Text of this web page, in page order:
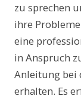
zu sprechen
ihre
eine
in Anspruch
Anleitung bei
erhalten. Es